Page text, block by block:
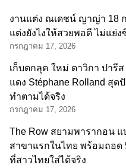
งานแต่ง ณเดชน์ ญาญ่า 18
แต่งยังไงให้สวยพอดี ไม่แย่ง
กรกฎาคม 17, 2026
เก็บตกลุค ใหม่ ดาวิกา ปารี
แดง Stéphane Rolland สุด
ทำตามได้จริง
กรกฎาคม 17, 2026
The Row สยามพารากอน
สาขาแรกในไทย พร้อมถอด
ที่สาวไทยใส่ได้จริง